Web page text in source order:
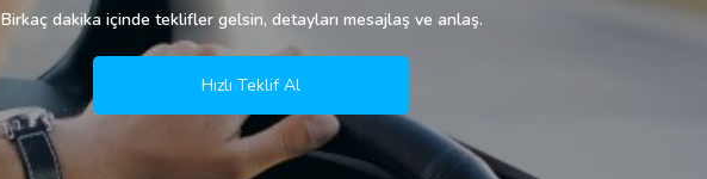
Birkaç dakika içinde teklifler gelsin, detayları mesajlaş ve anlaş.
Hızlı Teklif Al